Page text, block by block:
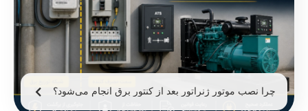
چرا نصب موتور ژنراتور بعد از کنتور برق انجام می‌شود؟